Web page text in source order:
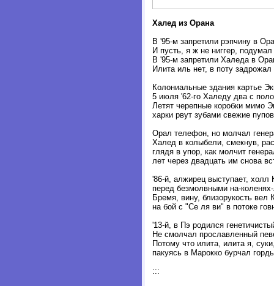
Халед из Орана
В '95-м запретили рэпчину в
И пусть, я ж не ниггер,
В '95-м запретили Халеда в
Илита иль нет, в поту
Колониальные здания картье
5 июля '62-го Халеду два с
Летят черепные коробки мимо
харки рвут зубами свежие
Орал телефон, но молчал
Халед в колыбели, смекнув,
глядя в упор, как молчит
лет через двадцать им снова
'86-й, алжирец выступает, холл
перед безмолвными на-
Бремя, вину, близорукость вел
на бой с "Се ля ви" в потоке
'13-й, в Пэ родился
Не смолчал прославленный
Потому что илита, илита я,
пакуясь в Марокко бурчал
:::